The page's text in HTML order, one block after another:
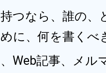
つなら、誰の、
に、何を書くべ
Web記事、メル